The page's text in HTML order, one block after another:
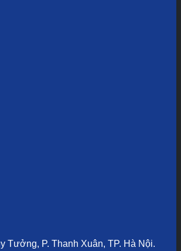
Tưởng, P. Thanh Xuân, TP. Hà Nội.